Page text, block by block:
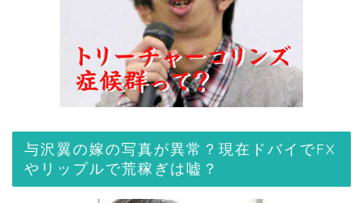
与沢翼の嫁の写真が異常？現在ドバイでFX
やリップルで荒稼ぎは嘘？